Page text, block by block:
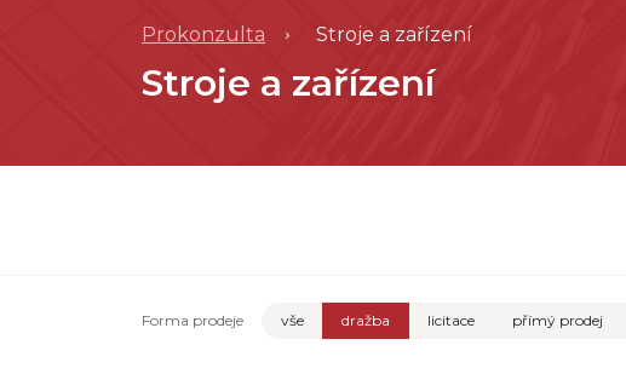
Prokonzulta Stroje a zařízení
Stroje a zařízení
Forma prodeje vše dražba licitace přímý prodej